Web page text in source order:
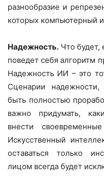
разнообразие и
которых компьютерный
Надежность. Что будет,
поведет себя алгоритм
Надежность ИИ – это
Сценарии
быть полностью
важно придумать,
внести
Искусственный
оставаться только
лицом всегда будет